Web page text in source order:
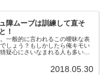
障ムーブは訓練して直そ
！
一般的に言われるこの曖昧な表
しょう？もしかしたら俺キモい
疑心にさいなまれる人も多いわ
2018.05.30